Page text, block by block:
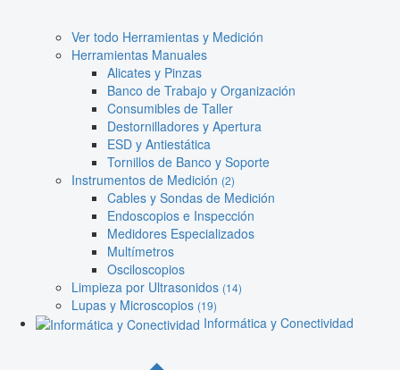
Ver todo Herramientas y Medición
Herramientas Manuales
Alicates y Pinzas
Banco de Trabajo y Organización
Consumibles de Taller
Destornilladores y Apertura
ESD y Antiestática
Tornillos de Banco y Soporte
Instrumentos de Medición (2)
Cables y Sondas de Medición
Endoscopios e Inspección
Medidores Especializados
Multímetros
Osciloscopios
Limpieza por Ultrasonidos (14)
Lupas y Microscopios (19)
Informática y Conectividad